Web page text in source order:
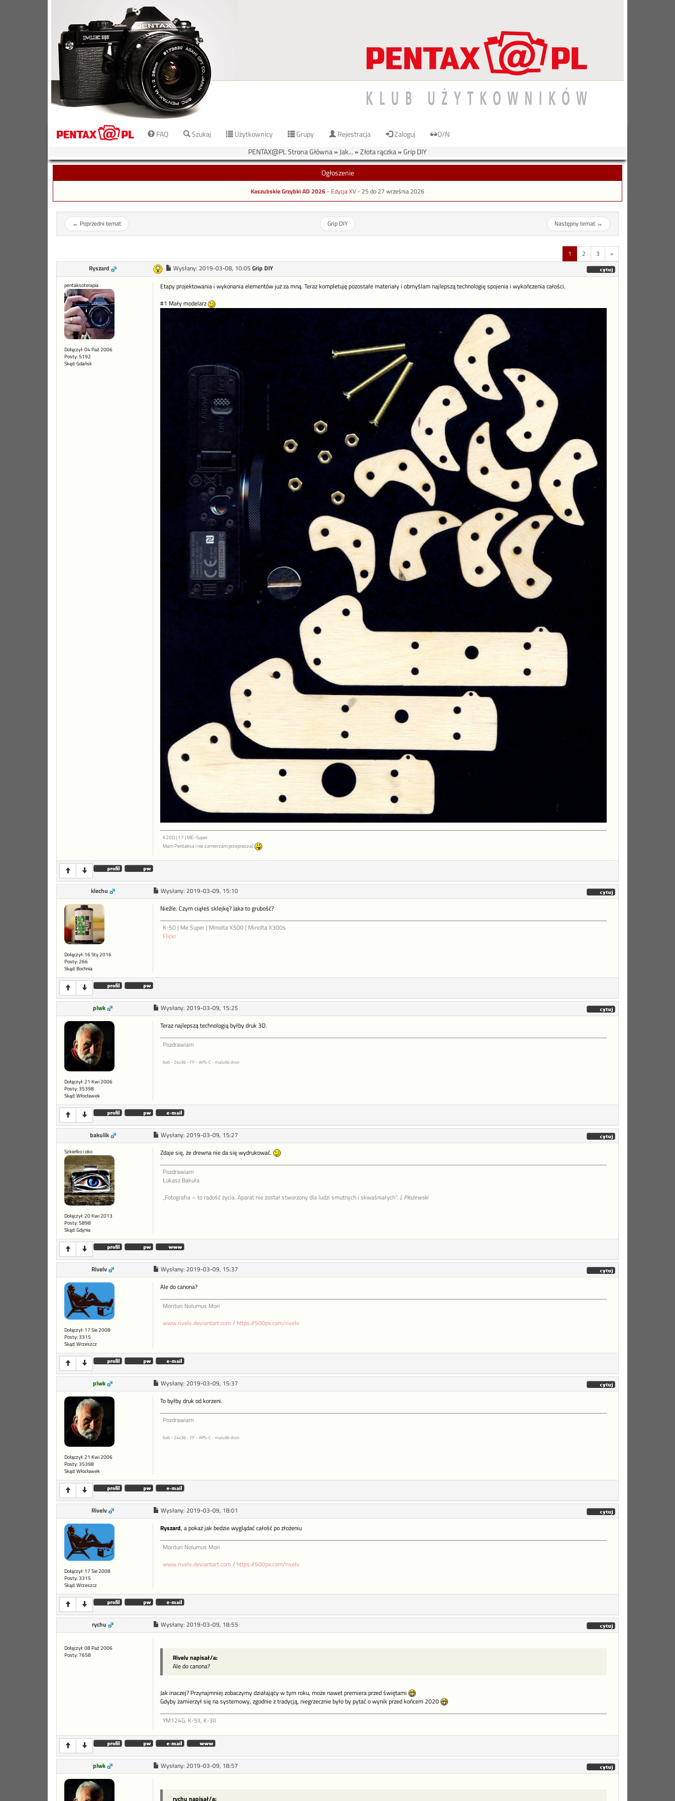
FAQ Szukaj Użytkownicy Grupy Rejestracja Zaloguj
D/N
PENTAX@PL Strona Główna» Jak... »Złota rączka»Grip DIY
Ogłoszenie
Kaszubskie Grzybki AD 2026- Edycja XV -25 do 27 września 2026
← Poprzedni temat Grip DIY Następny temat→
1 2 3 »
Ryszard Wysłany: 2019-03-08, 10:05 Grip DIY
pentaksoterapia
Dołączył: 04 Paź 2006
Posty: 5192
Skąd: Gdańsk
Etapy projektowania i wykonania elementów już za mną. Teraz kompletuję pozostałe materiały i obmyślam najlepszą technologię spojenia i wykończenia całości.
#1 Mały modelarz
K20D | 17 | ME-Super
Mam Pentaksa i nie zamierzam przepraszać
klechu Wysłany: 2019-03-09, 15:10
Dołączył: 16 Sty 2016
Posty: 266
Skąd: Bochnia
Nieźle. Czym ciąłeś sklejkę? Jaka to grubość?
K-50 | Me Super | Minolta X500 | Minolta X300s
Flickr
plwk Wysłany: 2019-03-09, 15:25
Dołączył: 21 Kwi 2006
Posty: 35398
Skąd: Włocławek
Teraz najlepszą technologią byłby druk 3D.
Pozdrawiam
6x6 - 24x36 - FF - APS-C - malutki dron
bakulik Wysłany: 2019-03-09, 15:27
Szkiełko i oko
Dołączył: 20 Kwi 2013
Posty: 5898
Skąd: Gdynia
Zdaje się, że drewna nie da się wydrukować.
Pozdrawiam
Łukasz Bakuła
„Fotografia – to radość życia. Aparat nie został stworzony dla ludzi smutnych i skwaśniałych”. J. Płażewski
Rivelv Wysłany: 2019-03-09, 15:37
Dołączył: 17 Sie 2008
Posty: 3315
Skąd: Wrzeszcz
Ale do canona?
Morituri Nolumus Mori
www.rivelv.deviantart.com/ https://500px.com/rivelv
plwk Wysłany: 2019-03-09, 15:37
Dołączył: 21 Kwi 2006
Posty: 35398
Skąd: Włocławek
To byłby druk od korzeni.
Pozdrawiam
6x6 - 24x36 - FF - APS-C - malutki dron
Rivelv Wysłany: 2019-03-09, 18:01
Dołączył: 17 Sie 2008
Posty: 3315
Skąd: Wrzeszcz
Ryszard, a pokaż jak bedzie wyglądać całość po złożeniu
Morituri Nolumus Mori
www.rivelv.deviantart.com/ https://500px.com/rivelv
rychu Wysłany: 2019-03-09, 18:55
Dołączył: 08 Paź 2006
Posty: 7658
Rivelv napisał/a:
Ale do canona?
Jak inaczej? Przynajmniej zobaczymy działający w tym roku, może nawet premiera przed świętami
Gdyby zamierzył się na systemowy, zgodnie z tradycją, niegrzecznie było by pytać o wynik przed końcem 2020
YM124G, K-5II, K-3II
plwk Wysłany: 2019-03-09, 18:57
rychu napisał/a: